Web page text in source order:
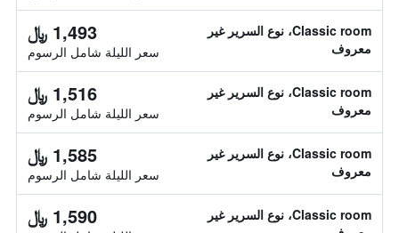
Classic room، نوع السرير غير
معروف
1,493 ﷼
سعر الليلة شامل الرسوم
Classic room، نوع السرير غير
معروف
1,516 ﷼
سعر الليلة شامل الرسوم
Classic room، نوع السرير غير
معروف
1,585 ﷼
سعر الليلة شامل الرسوم
Classic room، نوع السرير غير
1,590 ﷼